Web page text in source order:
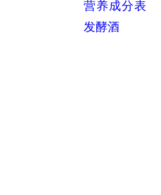
营养成分表
发酵酒